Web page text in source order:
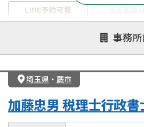
LINE予約可能
遺言書作成・遺言執行
相続放
遺産分割
遺留分侵害
相続手続き
成年後見・任意後見
贈与税
事務
埼玉県 ・ 蕨市
加藤忠男 税理士行政書